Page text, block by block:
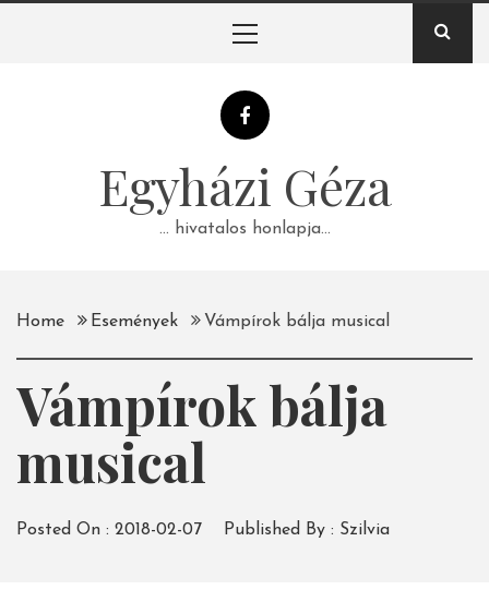
Egyházi Géza
… hivatalos honlapja…
Home Események Vámpírok bálja musical
Vámpírok bálja
musical
Posted On : 2018-02-07 Published By : Szilvia